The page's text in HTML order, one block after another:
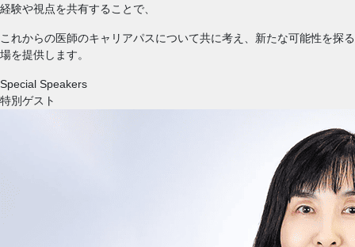
経験や視点を共有することで、
これからの医師のキャリアパスについて共に考え、新たな可能性を探る
場を提供します。
Special Speakers
特別ゲスト